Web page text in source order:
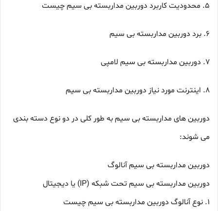
5. محدودیت کاربرد دوربین مداربسته بی سیم چیست
6. برد دوربین مداربسته بی سیم
7. دوربین مداربسته بی سیم لامپی
8. اینترنت مورد نیاز دوربین مداربسته بی سیم
دوربین های مداربسته بی سیم به طور کلی در دو نوع دسته بندی
می شوند:
دوربین مداربسته بی سیم آنالوگ
دوربین مداربسته بی سیم تحت شبکه (IP) یا دیجیتال
1. نوع آنالوگ دوربین مداربسته بی سیم چیست